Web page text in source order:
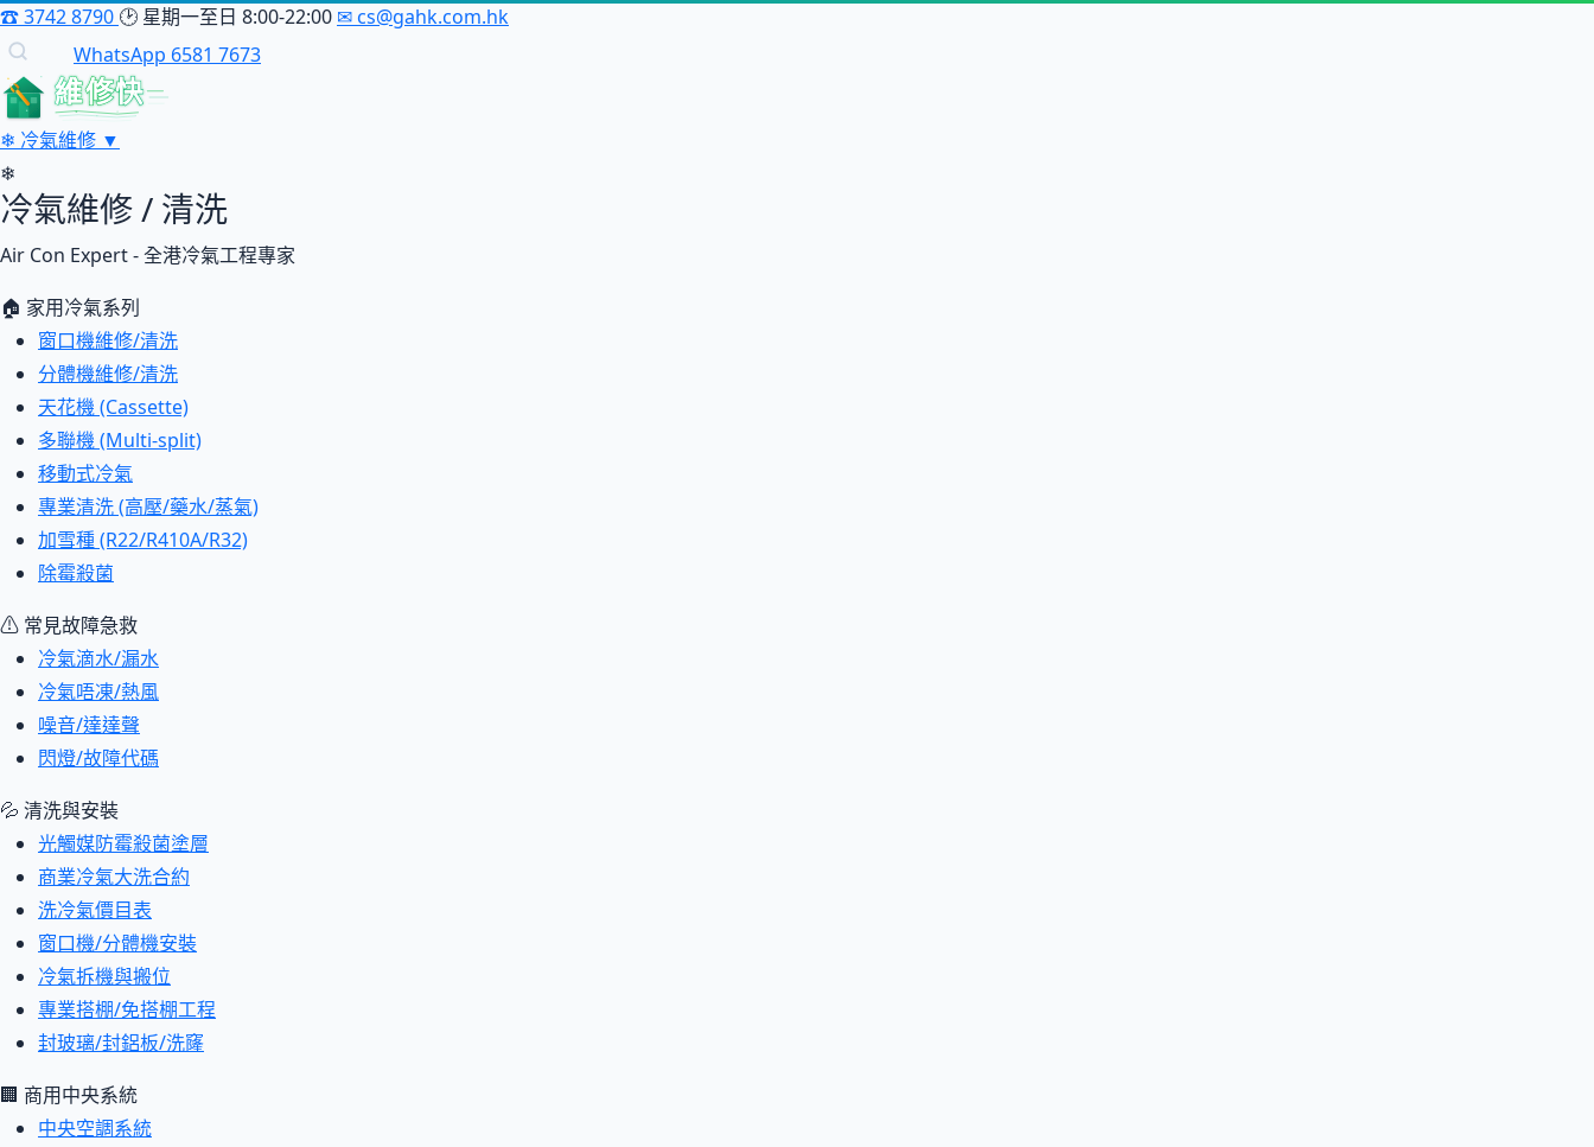
☎3742 8790 🕑 星期一至日 8:00-22:00 ✉cs@gahk.com.hk
WhatsApp 6581 7673
維修快
❄ 冷氣維修 ▼
❄
冷氣維修 / 清洗
Air Con Expert - 全港冷氣工程專家
🏠 家用冷氣系列
窗口機維修/清洗
分體機維修/清洗
天花機 (Cassette)
多聯機 (Multi-split)
移動式冷氣
專業清洗 (高壓/藥水/蒸氣)
加雪種 (R22/R410A/R32)
除霉殺菌
⚠ 常見故障急救
冷氣滴水/漏水
冷氣唔凍/熱風
噪音/達達聲
閃燈/故障代碼
💦 清洗與安裝
光觸媒防霉殺菌塗層
商業冷氣大洗合約
洗冷氣價目表
窗口機/分體機安裝
冷氣拆機與搬位
專業搭棚/免搭棚工程
封玻璃/封鋁板/洗窿
🏢 商用中央系統
中央空調系統